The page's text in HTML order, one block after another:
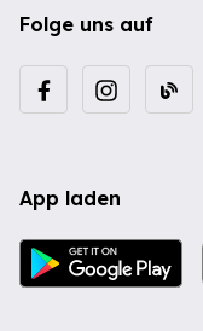
Folge uns auf
App laden